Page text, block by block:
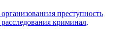
организованная преступность
расследования криминал,